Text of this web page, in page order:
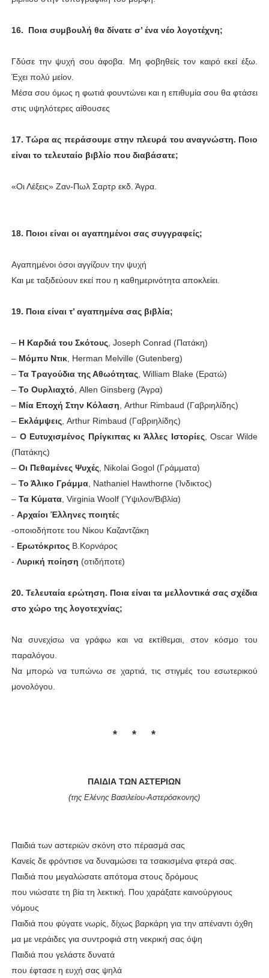
16. Ποια συμβουλή θα δίνατε σ’ ένα νέο λογοτέχνη;
Γδύσε την ψυχή σου άφοβα. Μη φοβηθείς τον καιρό εκεί έξω.
Έχει πολύ μείον.
Μέσα σου όμως η φωτιά φουντώνει και η επιθυμία σου θα φτάσει
στις υψηλότερες αίθουσες
17. Τώρα ας περάσουμε στην πλευρά του αναγνώστη. Ποιο
είναι το τελευταίο βιβλίο που διαβάσατε;
«Οι Λέξεις» Ζαν-Πωλ Σαρτρ εκδ. Άγρα.
18. Ποιοι είναι οι αγαπημένοι σας συγγραφείς;
Αγαπημένοι όσοι αγγίζουν την ψυχή
Και με ταξιδεύουν εκεί που η καθημερινότητα αποκλείει.
19. Ποια είναι τ’ αγαπημένα σας βιβλία;
– Η Καρδιά του Σκότους, Joseph Conrad (Πατάκη)
– Μόμπυ Ντικ, Herman Melville (Gutenberg)
– Τα Τραγούδια της Αθωότητας, William Blake (Ερατώ)
– Το Ουρλιαχτό , Allen Ginsberg (Άγρα)
– Μία Εποχή Στην Κόλαση , Arthur Rimbaud (Γαβριηλίδης)
– Εκλάμψεις, Arthur Rimbaud (Γαβριηλίδης)
– Ο Ευτυχισμένος Πρίγκιπας κι Άλλες Ιστορίες, Oscar Wilde
(Πατάκης)
– Οι Πεθαμένες Ψυχές, Nikolai Gogol (Γράμματα)
– Το Άλικο Γράμμα, Nathaniel Hawthorne (Ίνδικτος)
– Τα Κύματα, Virginia Woolf (Ύψιλον/Βιβλία)
- Αρχαίοι Έλληνες ποιητές
-οποιοδήποτε του Νίκου Καζαντζάκη
- Ερωτόκριτος Β.Κορνάρος
- Λυρική ποίηση (οτιδήποτε)
20. Τελευταία ερώτηση. Ποια είναι τα μελλοντικά σας σχέδια
στο χώρο της λογοτεχνίας;
Να συνεχίσω να γράφω και να εκτίθεμαι, στον κόσμο του
παραλόγου.
Να μπορώ να τυπώνω σε χαρτιά, τις στιγμές του εσωτερικού
μονολόγου
* * *
ΠΑΙΔΙΑ ΤΩΝ ΑΣΤΕΡΙΩΝ
(της Ελένης Βασιλείου-Αστερόσκονης)
Παιδιά των αστεριών σκόνη στο πέρασμά σας
Κανείς δε φρόντισε να δυναμώσει τα τσακισμένα φτερά σας.
Παιδιά που μεγαλώσατε απότομα στους δρόμους
που νιώσατε τη βία τη λεκτική. Που χαράξατε καινούργιους
νόμους
Παιδιά που φύγατε νωρίς, δίχως βαρκάρη για την απέναντι όχθη
μα με νεράιδες για συντροφιά στη νεκρική σας όψη
Παιδιά που γελάστε δυνατά
που έφτασε η ευχή σας ψηλά